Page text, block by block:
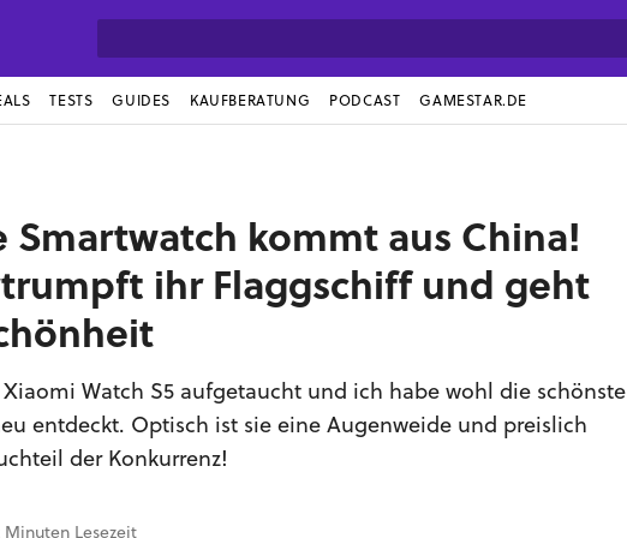
TESTS GUIDES KAUFBERATUNG PODCAST GAMESTAR.DE
Smartwatch kommt aus China!
ihr Flaggschiff und geht
Watch S5 aufgetaucht und ich habe wohl die schönste
entdeckt. Optisch ist sie eine Augenweide und preislich
der Konkurrenz!
Minuten Lesezeit